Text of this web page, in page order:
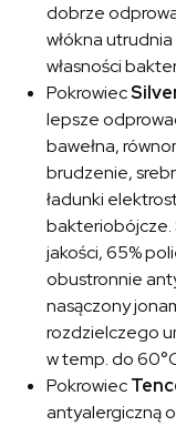
dobrze
włókna
własności
Pokrowiec
lepsze
bawełna,
brudzenie,
ładunki
bakteriobójcze.
jakości, 65%
obustronnie
nasączony
rozdzielczego
w temp. do
Pokrowiec
antyalergiczną